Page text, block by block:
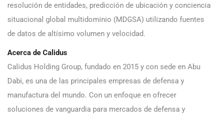
resolución de entidades, predicción de ubicación y conciencia
situacional global multidominio (MDGSA) utilizando fuentes
de datos de altísimo volumen y velocidad.
Acerca de Calidus
Calidus Holding Group, fundado en 2015 y con sede en Abu
Dabi, es una de las principales empresas de defensa y
manufactura del mundo. Con un enfoque en ofrecer
soluciones de vanguardia para mercados de defensa y